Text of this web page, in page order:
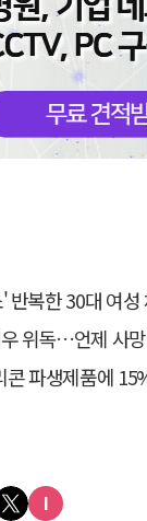
한 30대 여성 체포
독…언제 사망해
파생제품에 15%